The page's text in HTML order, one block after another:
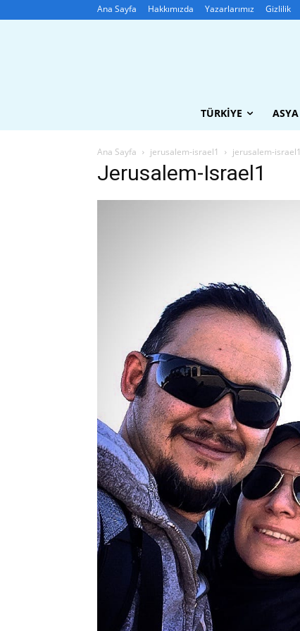
Ana Sayfa Hakkımızda Yazarlarımız Gizlilik
TÜRKIYE ASYA
Ana Sayfa jerusalem-israel1 jerusalem-israel1
Jerusalem-Israel1